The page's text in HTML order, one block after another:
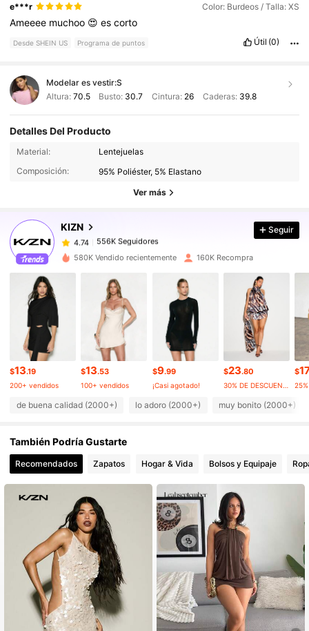
e***r Color: Burdeos / Talla: XS
Ameeee muchoo 😍escorto
Desde SHEIN US Programa de puntos Útil (0)
Modelar es vestir:S
Altura: 70.5 Busto: 30.7 Cintura: 26 Caderas: 39.8
Detalles Del Producto
Material:
Lentejuelas
Composición:
95% Poliéster, 5% Elastano
Ver más
KIZN
556K Seguidores
4.74
a***6
pagóHace 1 día
4.74
556K Seguidores
556K Seguidores
4.74 556K Seguidores
4.74 556K Seguidores
556K Seguidores
4.74 556K Seguidores
4.74 556K Seguidores
Seguir
580K Vendido recientemente 160K Recompra
$13.19
200+ vendidos
$13.53
100+ vendidos
$9.99
¡Casi agotado!
$23.80
30% DE DESCUENTO
$
de buena calidad (2000+) lo adoro (2000+) muy bonito (2000+)
También Podría Gustarte
Recomendados Zapatos Hogar & Vida Bolsos y Equipaje